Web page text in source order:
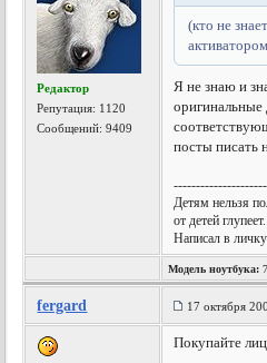
Редактор
Репутация: 1120
Сообщений: 9409
(кто не
Я не знаю и
посты писать
Детям нельзя
от детей глупеет.
Написал в
Модель ноутбука:
fergard 17 октября
Покупайте